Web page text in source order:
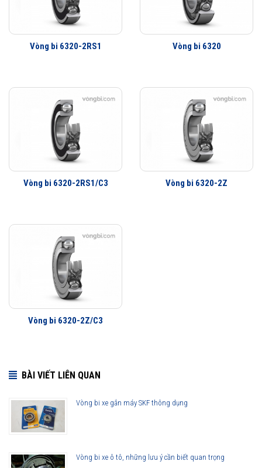
Ít rung động hơn
Tuổi thọ vòng bi cao hơn
Khả năng che chắn tốt hơn
Vòng bi SKF 6320/C3 thế hệ Explorer được nâng lên cao hơn so với
các thế hệ vòng bi SKF trước đây, bởi vậy ở cùng tốc độ nhưng nhiệt độ
của vòng bi SKF Explorer thấp hơn rất nhiều. Tính năng này làm giảm
nhu cầu sử dụng mỡ bôi trơn và giảm tiêu hao năng lượng trên vòng
Vòng bi 6320-2RS1 Vòng bi 6320
Vòng bi 6320-2RS1/C3 Vòng bi 6320-2Z
Vòng bi 6320-2Z/C3
BÀI VIẾT LIÊN QUAN
Vòng bi xe gắn máy SKF thông dụng
Vòng bi xe ô tô, những lưu ý cần biết quan trọng